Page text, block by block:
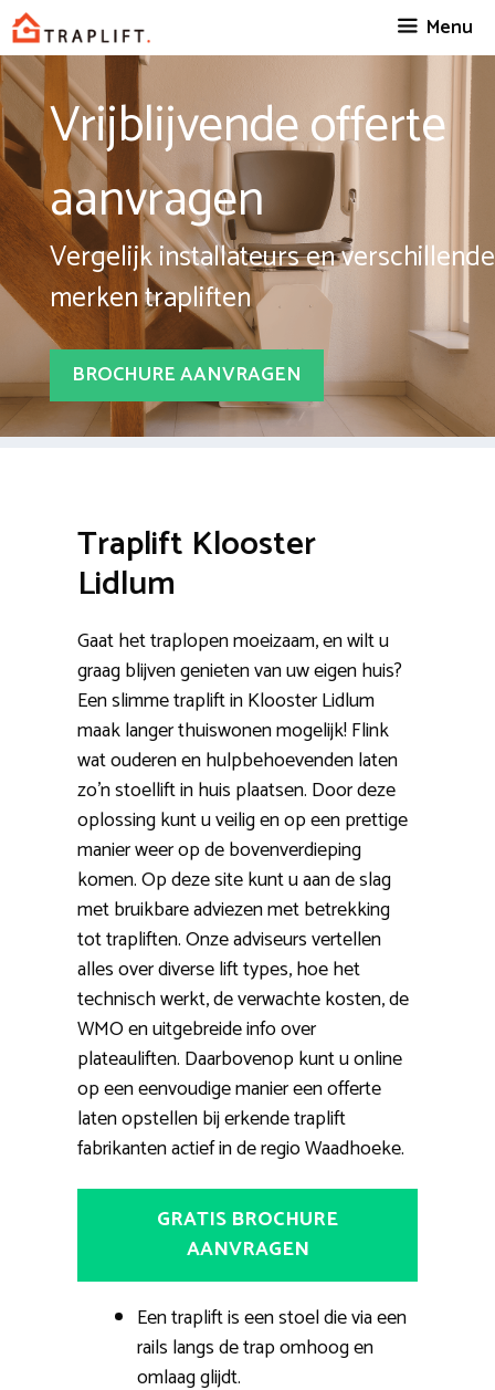
Spring
naar
inhoud
Menu
Vrijblijvende offerte
aanvragen
Vergelijk installateurs en verschillende
merken trapliften
BROCHURE AANVRAGEN
Traplift Klooster
Lidlum
Gaat het traplopen moeizaam, en wilt u
graag blijven genieten van uw eigen huis?
Een slimme traplift in Klooster Lidlum
maak langer thuiswonen mogelijk! Flink
wat ouderen en hulpbehoevenden laten
zo’n stoellift in huis plaatsen. Door deze
oplossing kunt u veilig en op een prettige
manier weer op de bovenverdieping
komen. Op deze site kunt u aan de slag
met bruikbare adviezen met betrekking
tot trapliften. Onze adviseurs vertellen
alles over diverse lift types, hoe het
technisch werkt, de verwachte kosten, de
WMO en uitgebreide info over
plateauliften. Daarbovenop kunt u online
op een eenvoudige manier een offerte
laten opstellen bij erkende traplift
fabrikanten actief in de regio Waadhoeke.
GRATIS BROCHURE
AANVRAGEN
Een traplift is een stoel die via een
rails langs de trap omhoog en
omlaag glijdt.